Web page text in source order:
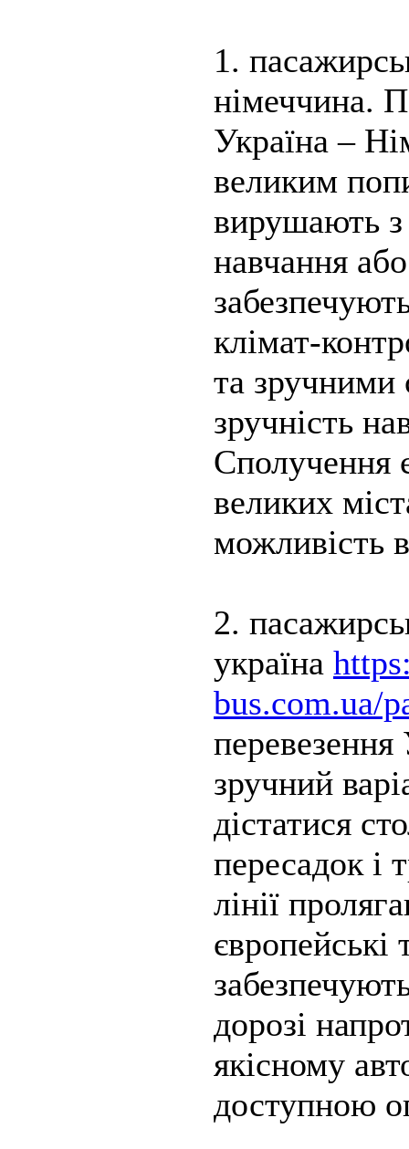
1.
німеччина.
Україна –
великим
вирушають
навчання
клімат-
та зручними
зручність
Сполучення
великих
можливість
2.
україна
bus.com.ua/
зручний
дістатися
пересадок і
лінії
європейські
дорозі
якісному
доступною